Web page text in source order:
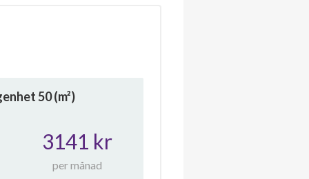
50(m²)
3141 kr
per månad